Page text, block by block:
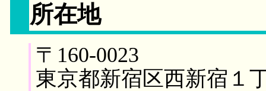
所在地
〒160-0023
東京都新宿区西新宿１